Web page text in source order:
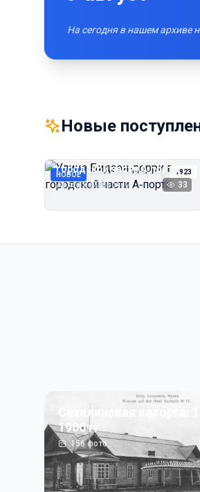
На сегодня в нашем архиве
Новые
НОВОЕ 1923
Улица Бидзэн‑дорри в
городской части А‑порта
Автор неизвестен 33
Сахалинская каторга:
1906 гг
156фото